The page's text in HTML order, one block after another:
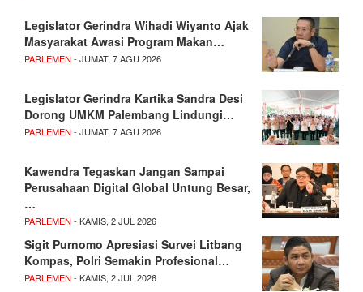
Legislator Gerindra Wihadi Wiyanto Ajak
Masyarakat Awasi Program Makan…
PARLEMEN - JUMAT, 7 AGU 2026
Legislator Gerindra Kartika Sandra Desi
Dorong UMKM Palembang Lindungi…
PARLEMEN - JUMAT, 7 AGU 2026
Kawendra Tegaskan Jangan Sampai
Perusahaan Digital Global Untung Besar,
…
PARLEMEN - KAMIS, 2 JUL 2026
Sigit Purnomo Apresiasi Survei Litbang
Kompas, Polri Semakin Profesional…
PARLEMEN - KAMIS, 2 JUL 2026